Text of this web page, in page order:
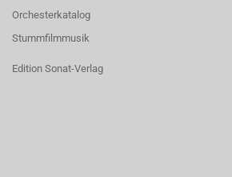
Orchesterkatalog
Stummfilmmusik
Edition Sonat-Verlag